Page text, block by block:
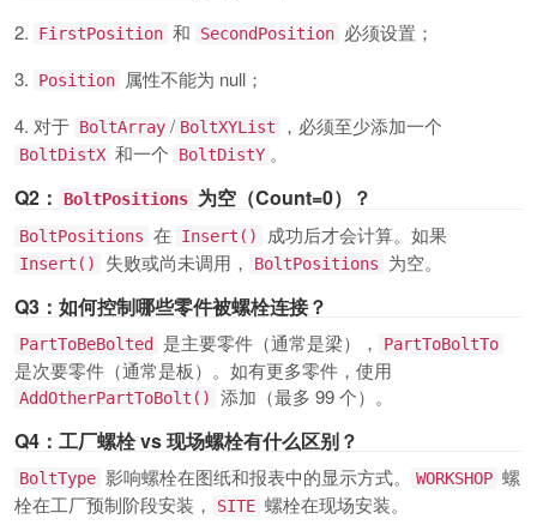
2.
FirstPosition 和 SecondPosition 必须设置；
3.
Position
属性不能为 null；
4. 对于 BoltArray / BoltXYList ，必须至少添加一个
BoltDistX 和一个 BoltDistY 。
Q2： BoltPositions 为空（Count=0）？
BoltPositions 在 Insert() 成功后才会计算。如果
Insert() 失败或尚未调用， BoltPositions 为空。
Q3：如何控制哪些零件被螺栓连接？
PartToBeBolted 是主要零件（通常是梁）， PartToBoltTo
是次要零件（通常是板）。如有更多零件，使用
AddOtherPartToBolt() 添加（最多 99 个）。
Q4：工厂螺栓 vs 现场螺栓有什么区别？
BoltType 影响螺栓在图纸和报表中的显示方式。 WORKSHOP 螺
栓在工厂预制阶段安装，
SITE 螺栓在现场安装。